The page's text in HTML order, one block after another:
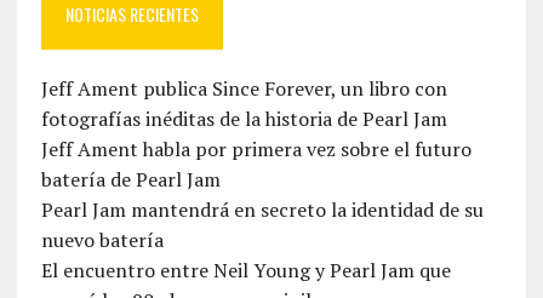
NOTICIAS RECIENTES
Jeff Ament publica Since Forever, un libro con
fotografías inéditas de la historia de Pearl Jam
Jeff Ament habla por primera vez sobre el futuro
batería de Pearl Jam
Pearl Jam mantendrá en secreto la identidad de su
nuevo batería
El encuentro entre Neil Young y Pearl Jam que